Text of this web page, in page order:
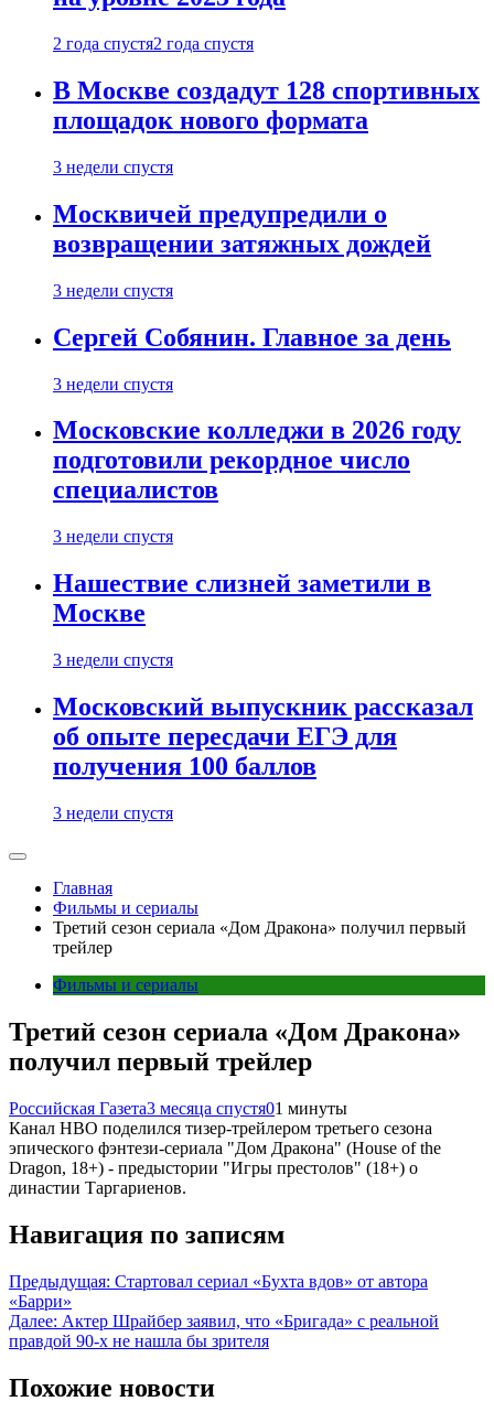
2 года спустя2 года спустя
В Москве создадут 128 спортивных
площадок нового формата
3 недели спустя
Москвичей предупредили о
возвращении затяжных дождей
3 недели спустя
Сергей Собянин. Главное за день
3 недели спустя
Московские колледжи в 2026 году
подготовили рекордное число
специалистов
3 недели спустя
Нашествие слизней заметили в
Москве
3 недели спустя
Московский выпускник рассказал
об опыте пересдачи ЕГЭ для
получения 100 баллов
3 недели спустя
Главная
Фильмы и сериалы
Третий сезон сериала «Дом Дракона» получил первый
трейлер
Фильмы и сериалы
Третий сезон сериала «Дом Дракона»
получил первый трейлер
Российская Газета3 месяца спустя01 минуты
Канал HBO поделился тизер-трейлером третьего сезона
эпического фэнтези-сериала "Дом Дракона" (House of the
Dragon, 18+) - предыстории "Игры престолов" (18+) о
династии Таргариенов.
Навигация по записям
Предыдущая: Стартовал сериал «Бухта вдов» от автора
«Барри»
Далее: Актер Шрайбер заявил, что «Бригада» с реальной
правдой 90‑х не нашла бы зрителя
Похожие новости